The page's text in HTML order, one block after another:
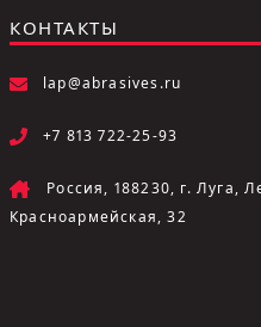
КОНТАКТЫ
lap@abrasives.ru
+7 813 722-25-93
Россия, 188230, г. Луга,
Красноармейская, 32